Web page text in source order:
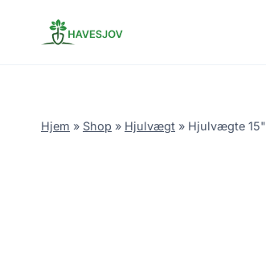
Hjem » Shop » Hjulvægt » Hjulvægte 15"